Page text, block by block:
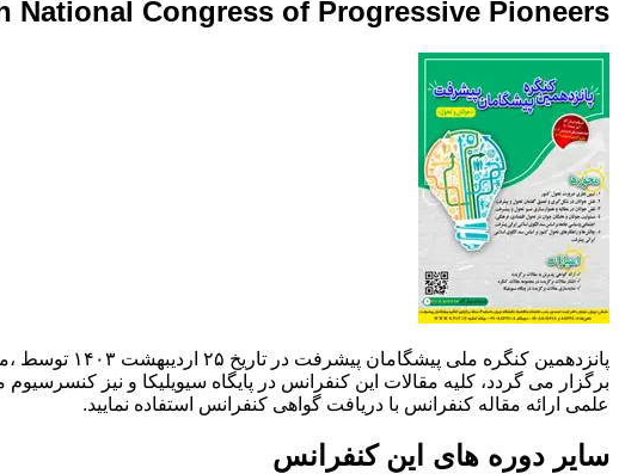
National Congress of Progressive Pioneers
پانزدهمین
برگزار می گردد، کلیه مقالات این کنفرانس در پایگاه سیویلیکا و نیز
علمی ارائه مقاله کنفرانس با دریافت گواهی کنفرانس استفاده نمایید.
سایر دوره های این کنفرانس